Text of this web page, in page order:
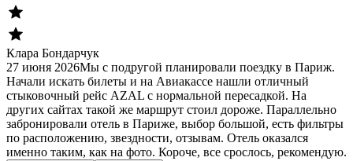
Клара Бондарчук
27 июня 2026Мы с подругой планировали поездку в Париж.
Начали искать билеты и на Авиакассе нашли отличный
стыковочный рейс AZAL с нормальной пересадкой. На
других сайтах такой же маршрут стоил дороже. Параллельно
забронировали отель в Париже, выбор большой, есть фильтры
по расположению, звездности, отзывам. Отель оказался
именно таким, как на фото. Короче, все срослось, рекомендую.